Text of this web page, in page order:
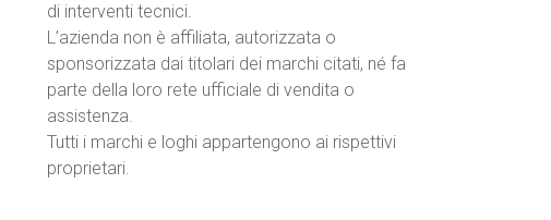
di interventi tecnici.
L’azienda non è affiliata, autorizzata o
sponsorizzata dai titolari dei marchi citati, né fa
parte della loro rete ufficiale di vendita o
assistenza.
Tutti i marchi e loghi appartengono ai rispettivi
proprietari.